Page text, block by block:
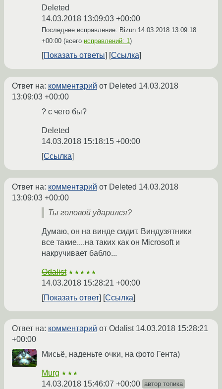
Deleted
14.03.2018 13:09:03 +00:00
Последнее исправление: Bizun 14.03.2018 13:09:18
+00:00 (всего исправлений: 1)
Показать ответы Ссылка
Ответ на: комментарий от Deleted 14.03.2018
13:09:03 +00:00
? с чего бы?
Deleted
14.03.2018 15:18:15 +00:00
Ссылка
Ответ на: комментарий от Deleted 14.03.2018
13:09:03 +00:00
Ты головой ударился?
Думаю, он на винде сидит. Виндузятники
все такие....на таких как он Microsoft и
накручивает бабло...
Odalist ★★★★★
14.03.2018 15:28:21 +00:00
Показать ответ
Ссылка
Ответ на: комментарий от Odalist 14.03.2018 15:28:21
+00:00
Мисьё, наденьте очки, на фото Гента)
Murg ★★★
14.03.2018 15:46:07 +00:00 автор топика